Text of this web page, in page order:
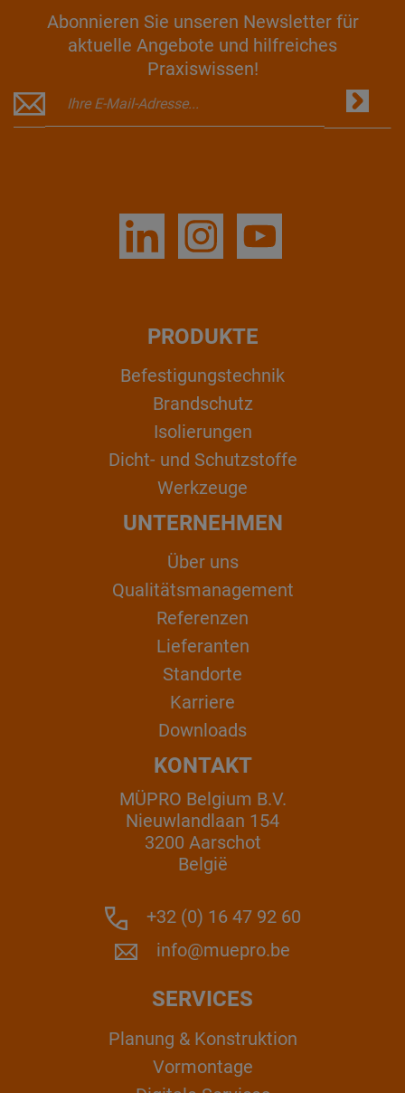
Abonnieren Sie unseren Newsletter für
aktuelle Angebote und hilfreiches
Praxiswissen!
PRODUKTE
Befestigungstechnik
Brandschutz
Isolierungen
Dicht- und Schutzstoffe
Werkzeuge
UNTERNEHMEN
Über uns
Qualitätsmanagement
Referenzen
Lieferanten
Standorte
Karriere
Downloads
KONTAKT
MÜPRO Belgium B.V.
Nieuwlandlaan 154
3200 Aarschot
België
+32 (0) 16 47 92 60
info@muepro.be
SERVICES
Planung & Konstruktion
Vormontage